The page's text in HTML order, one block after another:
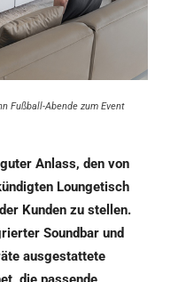
Fußball-Abende zum Event
Anlass, den von
Loungetisch
Kunden zu stellen.
Soundbar und
ausgestattete